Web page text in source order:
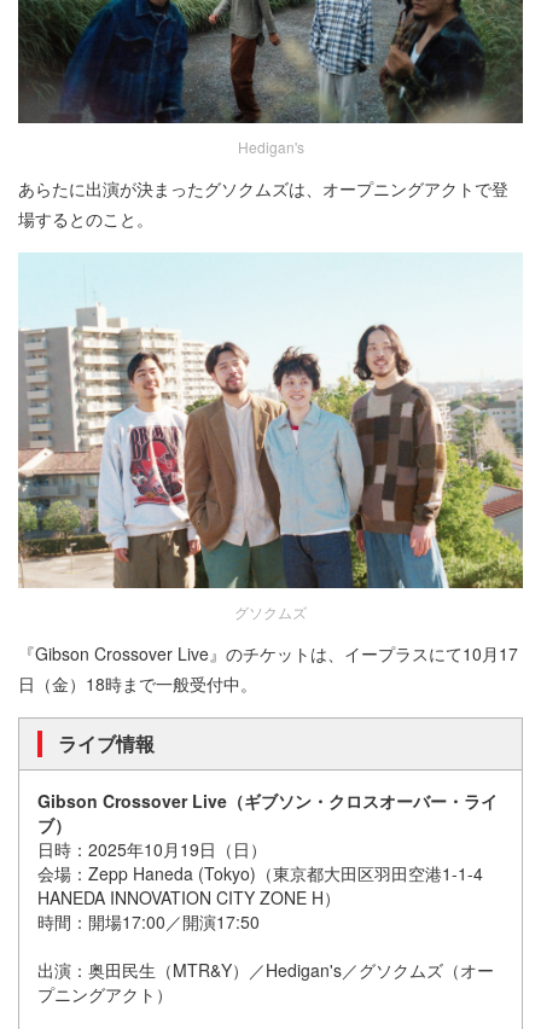
Hedigan's
あらたに出演が決まったグソクムズは、オープニングアクトで登
場するとのこと。
グソクムズ
『Gibson Crossover Live』のチケットは、イープラスにて10月17
日（金）18時まで一般受付中。
ライブ情報
Gibson Crossover Live（ギブソン・クロスオーバー・ライ
ブ）
日時：2025年10月19日（日）
会場：Zepp Haneda (Tokyo)（東京都大田区羽田空港1-1-4
HANEDA INNOVATION CITY ZONE H）
時間：開場17:00／開演17:50
出演：奥田民生（MTR&Y）／Hedigan's／グソクムズ（オー
プニングアクト）